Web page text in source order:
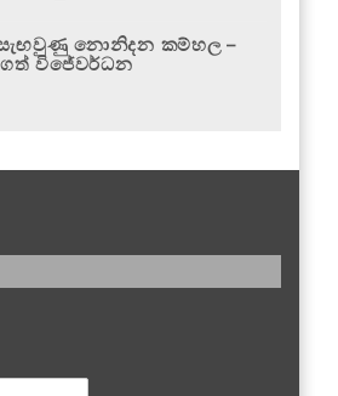
නොනිදන කම්හල –
විජේවර්ධන